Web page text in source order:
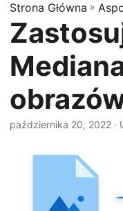
ą
c
n
w
i
Strona Główna »
października 20, 2022 ·